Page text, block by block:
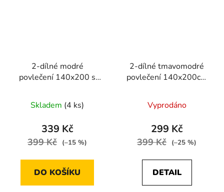
2-dílné modré
povlečení 140x200 s
nápisy LOVE
Skladem (4 ks)
339 Kč
399 Kč (–15 %)
DO KOŠÍKU
2-dílné tmavomodré
povlečení 140x200cm
Vyprodáno
299 Kč
399 Kč (–25 %)
DETAIL